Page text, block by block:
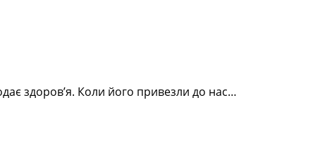
здоров’я. Коли його привезли до нас…